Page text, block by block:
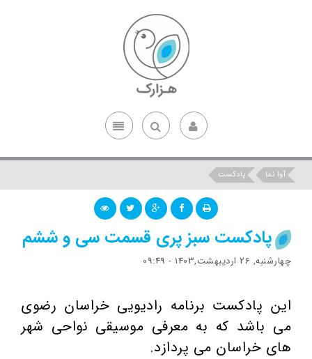
آوا نما پادکست
پادکست سبز پری قسمت سی و ششم
چهارشنبه, 26 اردیبهشت,1403 - 09:49
این پادکست برنامه رادیویی خراسان رضوی
می باشد که به معرفی موسیقی نواحی شهر
های خراسان می پردازد.